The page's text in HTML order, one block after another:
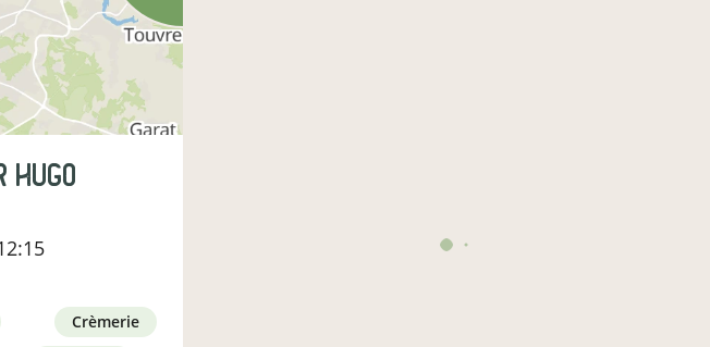
Hugo
crèmerie